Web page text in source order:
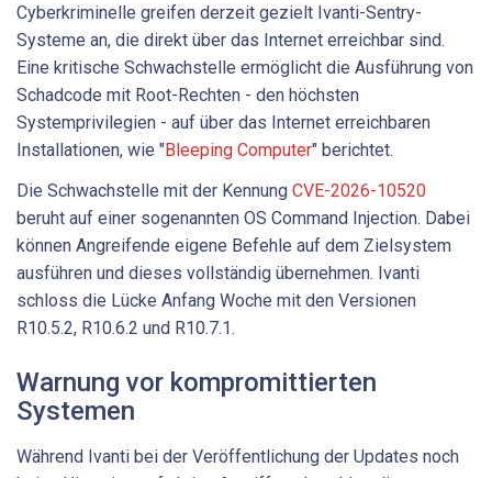
Cyberkriminelle greifen derzeit gezielt Ivanti-Sentry-
Systeme an, die direkt über das Internet erreichbar sind.
Eine kritische Schwachstelle ermöglicht die Ausführung von
Schadcode mit Root-Rechten - den höchsten
Systemprivilegien - auf über das Internet erreichbaren
Installationen, wie "Bleeping Computer" berichtet.
Die Schwachstelle mit der Kennung CVE-2026-10520
beruht auf einer sogenannten OS Command Injection. Dabei
können Angreifende eigene Befehle auf dem Zielsystem
ausführen und dieses vollständig übernehmen. Ivanti
schloss die Lücke Anfang Woche mit den Versionen
R10.5.2, R10.6.2 und R10.7.1.
Warnung vor kompromittierten
Systemen
Während Ivanti bei der Veröffentlichung der Updates noch